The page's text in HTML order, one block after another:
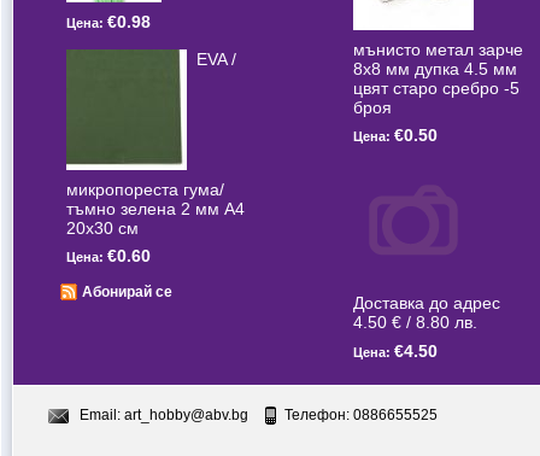
Цена: €0.98
EVA /
микропореста гума/
тъмно зелена 2 мм А4
20x30 см
Цена: €0.60
Абонирай се
мънисто метал зарче
8x8 мм дупка 4.5 мм
цвят старо сребро -5
броя
Цена: €0.50
Доставка до адрес
4.50 € / 8.80 лв.
Цена: €4.50
Email: art_hobby@abv.bg Телефон: 0886655525